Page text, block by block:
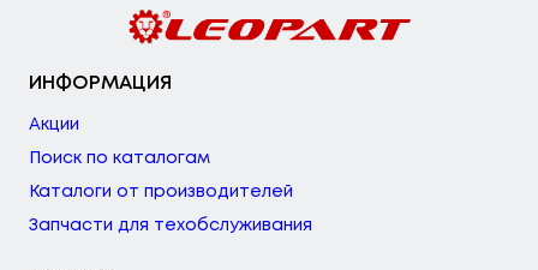
ИНФОРМАЦИЯ
Акции
Поиск по каталогам
Каталоги от производителей
Запчасти для техобслуживания